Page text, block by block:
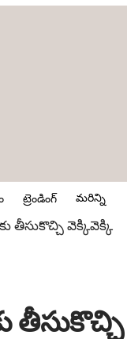
ట్రెండింగ్
మరిన్ని
తీసుకొచ్చి వెక్కివెక్కి
తీసుకొచ్చి